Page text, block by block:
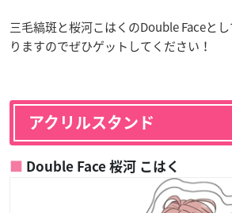
三毛縞斑と桜河こはくのDouble Faceと
りますのでぜひゲットしてください！
アクリルスタンド
Double Face 桜河 こはく